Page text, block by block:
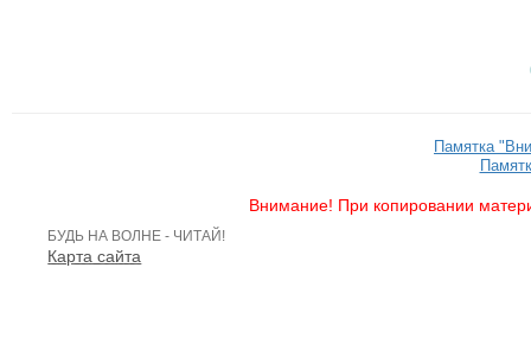
Памятка
Внимание! При копировании
БУДЬ НА ВОЛНЕ - ЧИТАЙ!
Карта сайта